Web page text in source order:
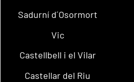
Sadurní d´Osormort
Vic
Castellbell i el Vilar
Castellar del Riu